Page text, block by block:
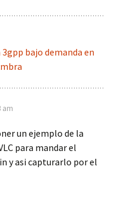
3gpp bajo demanda en
am
un ejemplo de la
para mandar el
y asi capturarlo por el